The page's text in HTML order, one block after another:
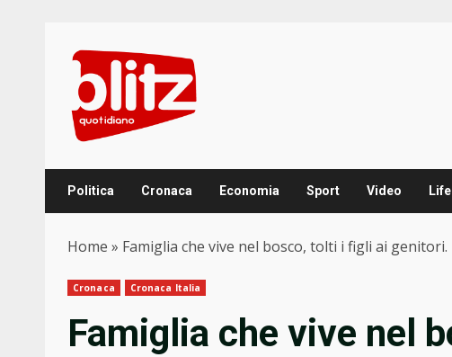
content
Politica Cronaca Economia Sport Video
Home » Famiglia che vive nel bosco, tolti i figli ai
Cronaca Cronaca Italia
Famiglia che vive nel